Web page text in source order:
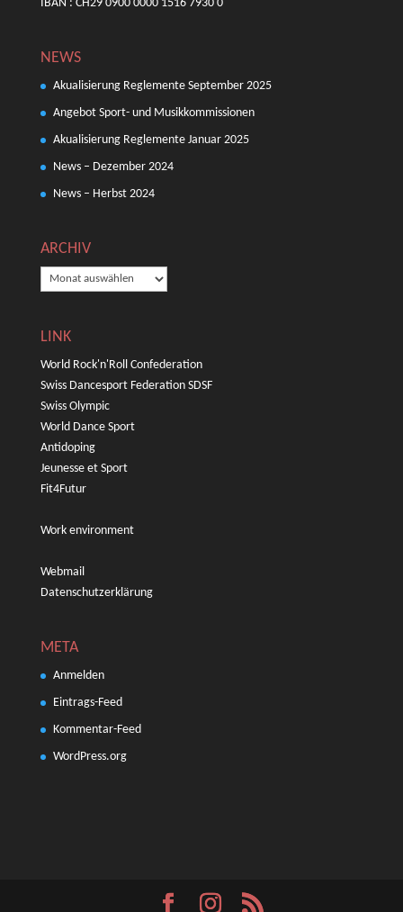
IBAN : CH29 0900 0000 1516 7930 0
NEWS
Akualisierung Reglemente September 2025
Angebot Sport- und Musikkommissionen
Akualisierung Reglemente Januar 2025
News – Dezember 2024
News – Herbst 2024
ARCHIV
ARCHIV
LINK
World Rock'n'Roll Confederation
Swiss Dancesport Federation SDSF
Swiss Olympic
World Dance Sport
Antidoping
Jeunesse et Sport
Fit4Futur
Work environment
Webmail
Datenschutzerklärung
META
Anmelden
Eintrags-Feed
Kommentar-Feed
WordPress.org